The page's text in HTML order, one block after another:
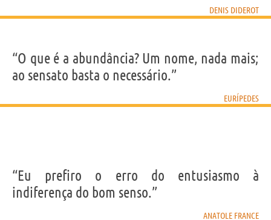
DENIS DIDEROT
“O que é a abundância? Um nome, nada mais;
ao sensato basta o necessário.”
EURÍPEDES
“Eu prefiro o erro do entusiasmo à
indiferença do bom senso.”
ANATOLE FRANCE